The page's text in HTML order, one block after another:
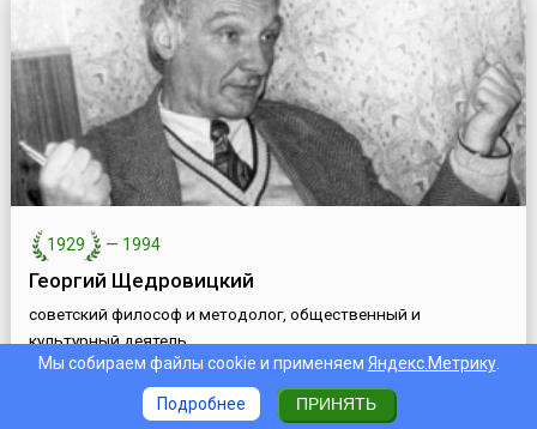
1929 — 1994
Георгий Щедровицкий
советский философ и методолог, общественный и
культурный деятель
Мы собираем файлы cookie и применяем Яндекс.Метрику.
Подробнее ПРИНЯТЬ